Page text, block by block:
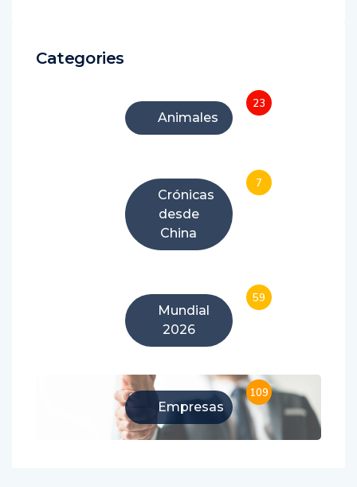
Categories
Animales
23
Crónicas
desde
China
7
Mundial
2026
59
Empresas
109